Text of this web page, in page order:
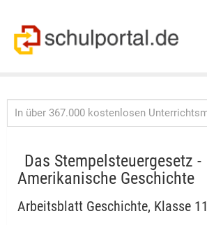
Das Stempelsteuergesetz -
Amerikanische Geschichte
Arbeitsblatt Geschichte, Klasse 11